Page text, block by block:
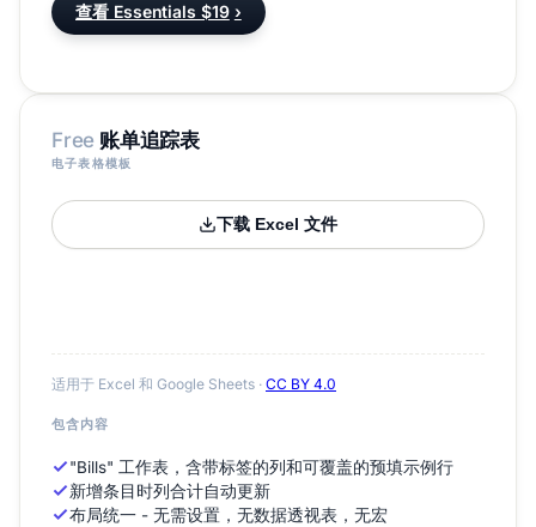
Free 账单追踪表
电子表格模板
下载 Excel 文件
适用于 Excel 和 Google Sheets · CC BY 4.0
包含内容
"Bills" 工作表，含带标签的列和可覆盖的预填示例行
新增条目时列合计自动更新
布局统一 - 无需设置，无数据透视表，无宏
查看 Essentials $19 ›